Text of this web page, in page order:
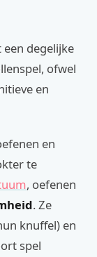
degelijke
ofwel
en
en
te
, oefenen
. Ze
knuffel) en
spel